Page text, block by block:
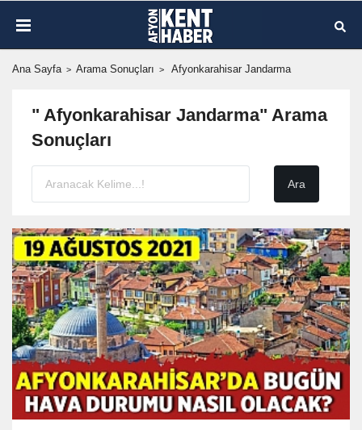
Ana Sayfa Arama Sonuçları Afyonkarahisar Jandarma
" Afyonkarahisar Jandarma" Arama
Sonuçları